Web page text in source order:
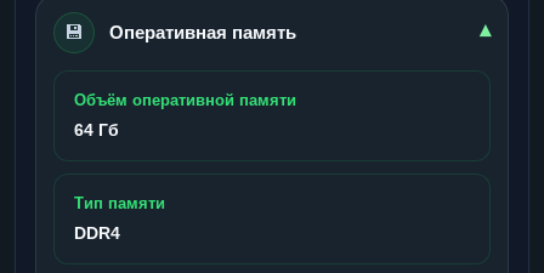
💾 Оперативная память ▾
Объём оперативной памяти
64 Гб
Тип памяти
DDR4